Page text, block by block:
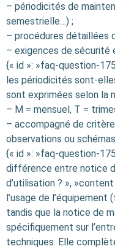
– périodicités de
semestrielle…) ;
– procédures détaillées
– exigences de sécurité
{« id »: »faq-question-
les périodicités sont-
sont exprimées selon la
– M = mensuel, T =
– accompagné de
observations ou
{« id »: »faq-question-
différence entre notice
d’utilisation ? »,
l’usage de
tandis que la notice de
spécifiquement sur
techniques. Elle